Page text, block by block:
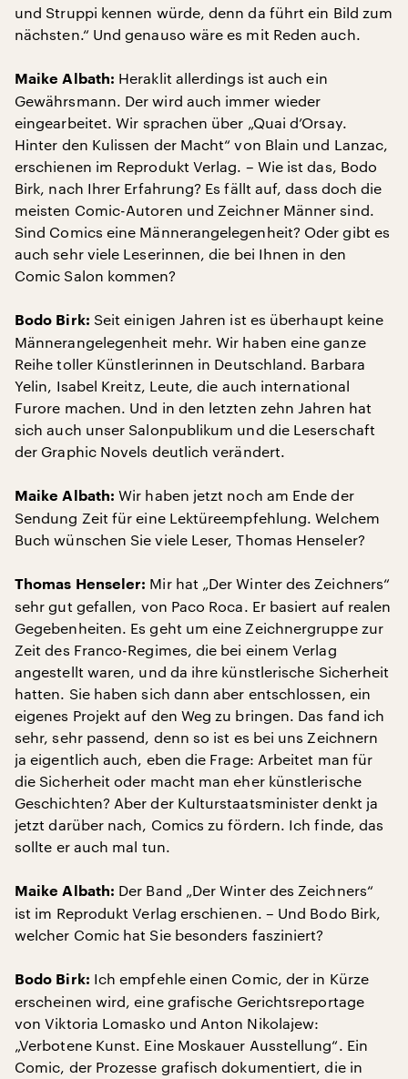
und Struppi kennen würde, denn da führt ein Bild zum
nächsten.“ Und genauso wäre es mit Reden auch.
Maike Albath: Heraklit allerdings ist auch ein
Gewährsmann. Der wird auch immer wieder
eingearbeitet. Wir sprachen über „Quai d’Orsay.
Hinter den Kulissen der Macht“ von Blain und Lanzac,
erschienen im Reprodukt Verlag. – Wie ist das, Bodo
Birk, nach Ihrer Erfahrung? Es fällt auf, dass doch die
meisten Comic-Autoren und Zeichner Männer sind.
Sind Comics eine Männerangelegenheit? Oder gibt es
auch sehr viele Leserinnen, die bei Ihnen in den
Comic Salon kommen?
Bodo Birk: Seit einigen Jahren ist es überhaupt keine
Männerangelegenheit mehr. Wir haben eine ganze
Reihe toller Künstlerinnen in Deutschland. Barbara
Yelin, Isabel Kreitz, Leute, die auch international
Furore machen. Und in den letzten zehn Jahren hat
sich auch unser Salonpublikum und die Leserschaft
der Graphic Novels deutlich verändert.
Maike Albath: Wir haben jetzt noch am Ende der
Sendung Zeit für eine Lektüreempfehlung. Welchem
Buch wünschen Sie viele Leser, Thomas Henseler?
Thomas Henseler: Mir hat „Der Winter des Zeichners“
sehr gut gefallen, von Paco Roca. Er basiert auf realen
Gegebenheiten. Es geht um eine Zeichnergruppe zur
Zeit des Franco-Regimes, die bei einem Verlag
angestellt waren, und da ihre künstlerische Sicherheit
hatten. Sie haben sich dann aber entschlossen, ein
eigenes Projekt auf den Weg zu bringen. Das fand ich
sehr, sehr passend, denn so ist es bei uns Zeichnern
ja eigentlich auch, eben die Frage: Arbeitet man für
die Sicherheit oder macht man eher künstlerische
Geschichten? Aber der Kulturstaatsminister denkt ja
jetzt darüber nach, Comics zu fördern. Ich finde, das
sollte er auch mal tun.
Maike Albath: Der Band „Der Winter des Zeichners“
ist im Reprodukt Verlag erschienen. – Und Bodo Birk,
welcher Comic hat Sie besonders fasziniert?
Bodo Birk: Ich empfehle einen Comic, der in Kürze
erscheinen wird, eine grafische Gerichtsreportage
von Viktoria Lomasko und Anton Nikolajew:
„Verbotene Kunst. Eine Moskauer Ausstellung“. Ein
Comic, der Prozesse grafisch dokumentiert, die in